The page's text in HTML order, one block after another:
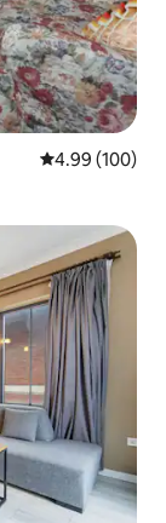
평점 4.99점(5
4.99 (100)